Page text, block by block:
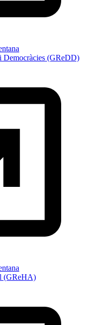
Democràcies (GReDD)
(GReHA)